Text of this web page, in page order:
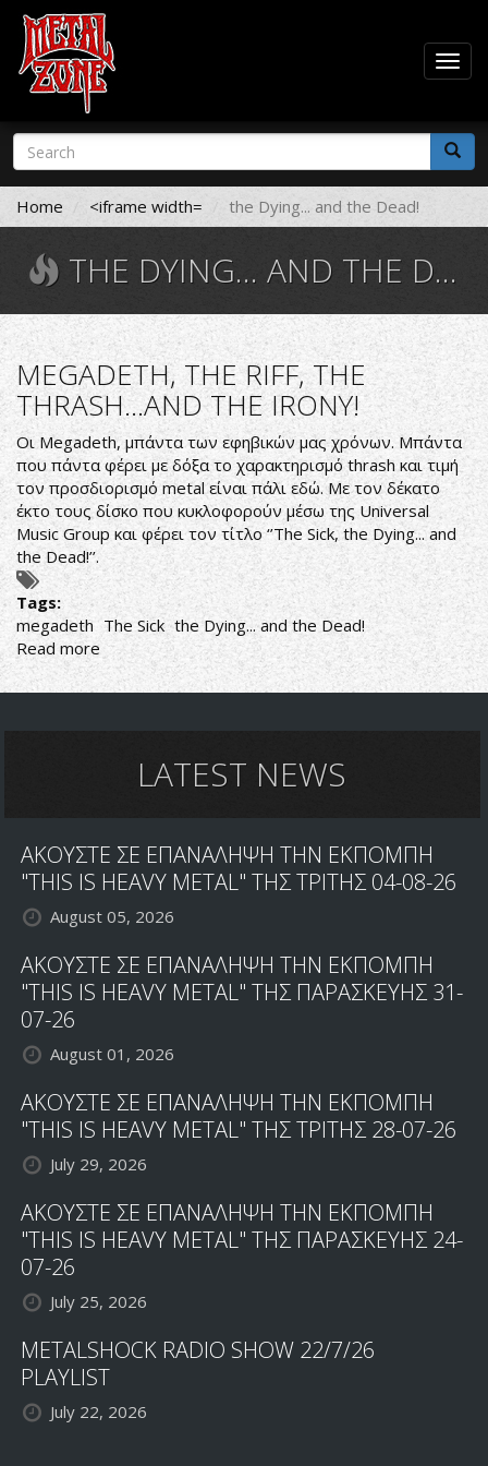
Skip
main
content
Search
form
Search
Home <iframe width= the Dying... and the Dead!
THE DYING... AND THE DEAD!
MEGADETH, THE RIFF, THE
THRASH...AND THE IRONY!
Οι Megadeth, μπάντα των εφηβικών μας χρόνων. Μπάντα
που πάντα φέρει με δόξα το χαρακτηρισμό thrash και τιμή
τον προσδιορισμό metal είναι πάλι εδώ. Με τον δέκατο
έκτο τους δίσκο που κυκλοφορούν μέσω της Universal
Music Group και φέρει τον τίτλο ‘’The Sick, the Dying... and
the Dead!’’.
Tags:
megadeth The Sick the Dying... and the Dead!
Read more about
MEGADETH,
THE
THRASH...AND
LATEST NEWS
ΑΚΟΥΣΤΕ ΣΕ ΕΠΑΝΑΛΗΨΗ ΤΗΝ ΕΚΠΟΜΠΗ
"THIS IS HEAVY METAL" ΤΗΣ ΤΡΙΤΗΣ 04-08-26
August 05, 2026
ΑΚΟΥΣΤΕ ΣΕ ΕΠΑΝΑΛΗΨΗ ΤΗΝ ΕΚΠΟΜΠΗ
"THIS IS HEAVY METAL" ΤΗΣ ΠΑΡΑΣΚΕΥΗΣ 31-
07-26
August 01, 2026
ΑΚΟΥΣΤΕ ΣΕ ΕΠΑΝΑΛΗΨΗ ΤΗΝ ΕΚΠΟΜΠΗ
"THIS IS HEAVY METAL" ΤΗΣ ΤΡΙΤΗΣ 28-07-26
July 29, 2026
ΑΚΟΥΣΤΕ ΣΕ ΕΠΑΝΑΛΗΨΗ ΤΗΝ ΕΚΠΟΜΠΗ
"THIS IS HEAVY METAL" ΤΗΣ ΠΑΡΑΣΚΕΥΗΣ 24-
07-26
July 25, 2026
METALSHOCK RADIO SHOW 22/7/26
PLAYLIST
July 22, 2026